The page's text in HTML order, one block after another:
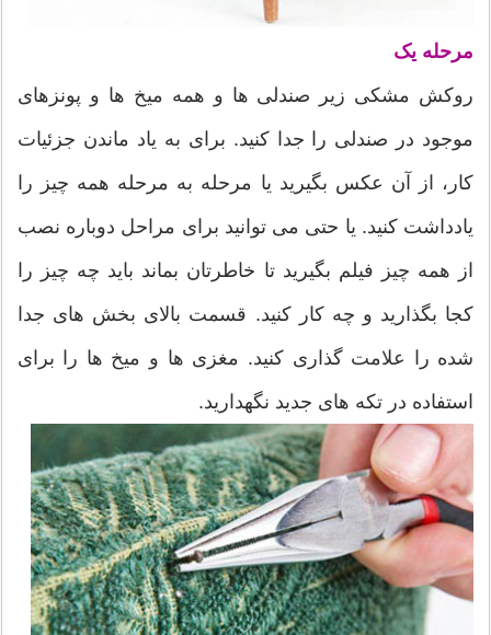
مرحله یک
روکش مشکی زیر صندلی ها و همه میخ ها و پونزهای
موجود در صندلی را جدا کنید. برای به یاد ماندن جزئیات
کار، از آن عکس بگیرید یا مرحله به مرحله همه چیز را
یادداشت کنید. یا حتی می توانید برای مراحل دوباره نصب
از همه چیز فیلم بگیرید تا خاطرتان بماند باید چه چیز را
کجا بگذارید و چه کار کنید. قسمت بالای بخش های جدا
شده را علامت گذاری کنید. مغزی ها و میخ ها را برای
استفاده در تکه های جدید نگهدارید.